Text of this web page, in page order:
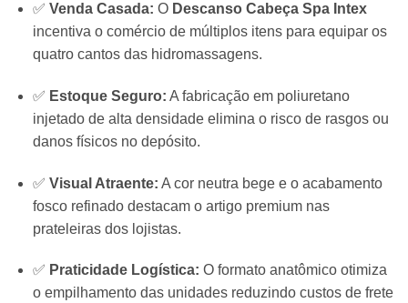
✅ Venda Casada: O Descanso Cabeça Spa Intex
incentiva o comércio de múltiplos itens para equipar os
quatro cantos das hidromassagens.
✅ Estoque Seguro: A fabricação em poliuretano
injetado de alta densidade elimina o risco de rasgos ou
danos físicos no depósito.
✅ Visual Atraente: A cor neutra bege e o acabamento
fosco refinado destacam o artigo premium nas
prateleiras dos lojistas.
✅ Praticidade Logística: O formato anatômico otimiza
o empilhamento das unidades reduzindo custos de frete